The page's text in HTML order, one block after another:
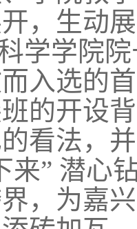
，生动
学学院
入选的
的开设
看法，
来” 潜心
，为嘉